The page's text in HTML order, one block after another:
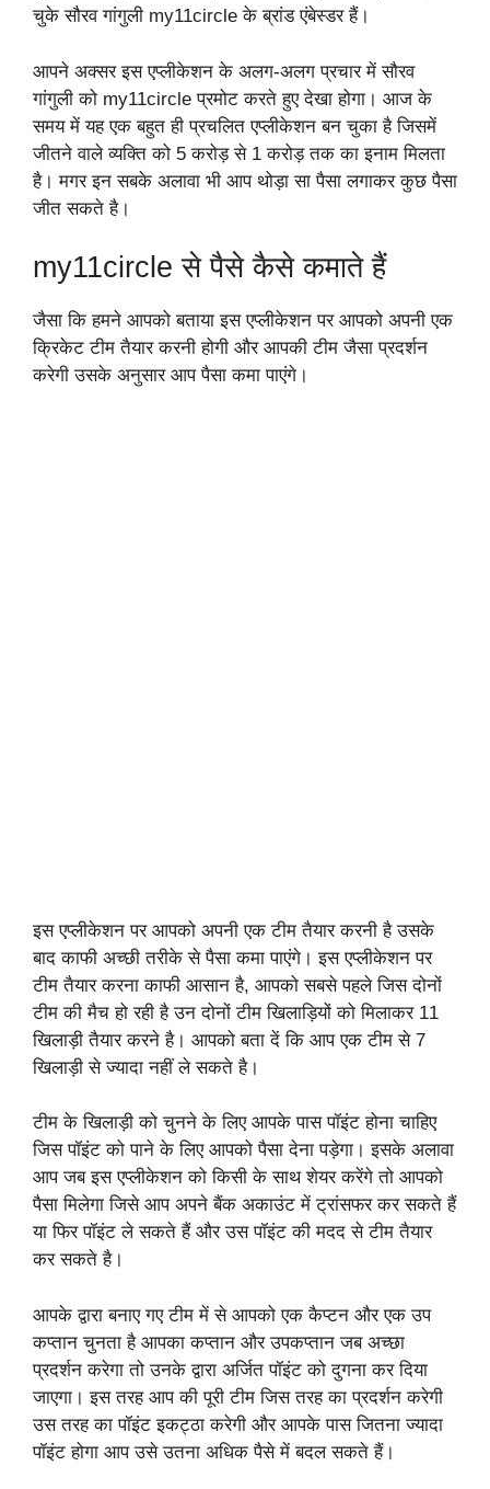
चुके सौरव गांगुली my11circle के ब्रांड एंबेस्डर हैं।
आपने अक्सर इस एप्लीकेशन के अलग-अलग प्रचार में सौरव
गांगुली को my11circle प्रमोट करते हुए देखा होगा। आज के
समय में यह एक बहुत ही प्रचलित एप्लीकेशन बन चुका है जिसमें
जीतने वाले व्यक्ति को 5 करोड़ से 1 करोड़ तक का इनाम मिलता
है। मगर इन सबके अलावा भी आप थोड़ा सा पैसा लगाकर कुछ पैसा
जीत सकते है।
my11circle से पैसे कैसे कमाते हैं
जैसा कि हमने आपको बताया इस एप्लीकेशन पर आपको अपनी एक
क्रिकेट टीम तैयार करनी होगी और आपकी टीम जैसा प्रदर्शन
करेगी उसके अनुसार आप पैसा कमा पाएंगे।
इस एप्लीकेशन पर आपको अपनी एक टीम तैयार करनी है उसके
बाद काफी अच्छी तरीके से पैसा कमा पाएंगे। इस एप्लीकेशन पर
टीम तैयार करना काफी आसान है, आपको सबसे पहले जिस दोनों
टीम की मैच हो रही है उन दोनों टीम खिलाड़ियों को मिलाकर 11
खिलाड़ी तैयार करने है। आपको बता दें कि आप एक टीम से 7
खिलाड़ी से ज्यादा नहीं ले सकते है।
टीम के खिलाड़ी को चुनने के लिए आपके पास पॉइंट होना चाहिए
जिस पॉइंट को पाने के लिए आपको पैसा देना पड़ेगा। इसके अलावा
आप जब इस एप्लीकेशन को किसी के साथ शेयर करेंगे तो आपको
पैसा मिलेगा जिसे आप अपने बैंक अकाउंट में ट्रांसफर कर सकते हैं
या फिर पॉइंट ले सकते हैं और उस पॉइंट की मदद से टीम तैयार
कर सकते है।
आपके द्वारा बनाए गए टीम में से आपको एक कैप्टन और एक उप
कप्तान चुनता है आपका कप्तान और उपकप्तान जब अच्छा
प्रदर्शन करेगा तो उनके द्वारा अर्जित पॉइंट को दुगना कर दिया
जाएगा। इस तरह आप की पूरी टीम जिस तरह का प्रदर्शन करेगी
उस तरह का पॉइंट इकट्ठा करेगी और आपके पास जितना ज्यादा
पॉइंट होगा आप उसे उतना अधिक पैसे में बदल सकते हैं।